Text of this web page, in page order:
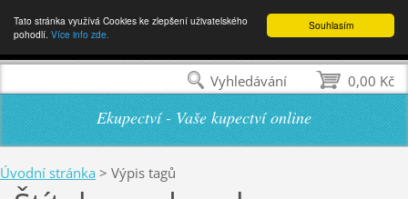
Souhlasím
Tato stránka využívá Cookies ke zlepšení uživatelského
pohodlí. Více info zde.
Ekupectví - Vaše kupectví online
Úvodní stránka > Výpis tagů
0,00 Kč
Vyhledávání